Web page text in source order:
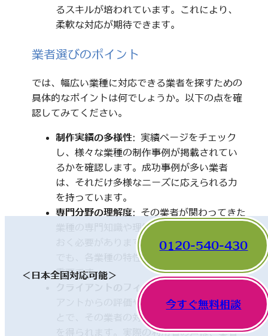
るスキルが培われています。これにより、
柔軟な対応が期待できます。
業者選びのポイント
では、幅広い業種に対応できる業者を探すための
具体的なポイントは何でしょうか。以下の点を確
認してみてください。
制作実績の多様性: 実績ページをチェック
し、様々な業種の制作事例が掲載されてい
るかを確認します。成功事例が多い業者
は、それだけ多様なニーズに応えられる力
を持っています。
専門分野の理解度: その業者が関わってきた
業種の専門知識や理解度についても触れて
おく必要があります。一見、異なった分野
でも、各業種の特性を理解していることが
重要です。
クライアントのフィードバック
アントからの評価やレビューを確認するこ
とで、その業者の対応や成果に関する情報
を得られます。実際の利用者の声は、業者
＜日本全国対応可能＞
0120-540-430
今すぐ無料相談